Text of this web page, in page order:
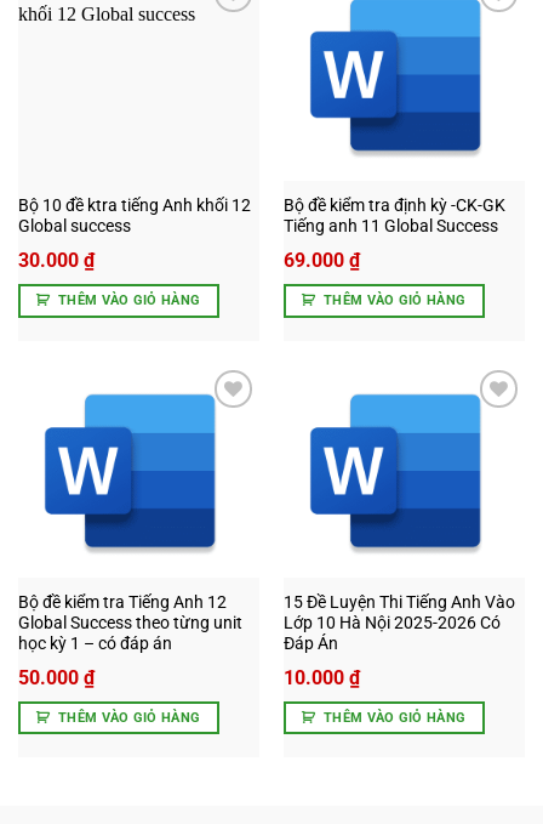
Bộ 10 đề ktra tiếng Anh khối 12
Global success
30.000 ₫
THÊM VÀO GIỎ HÀNG
Bộ đề kiểm tra định kỳ -CK-GK
Tiếng anh 11 Global Success
69.000 ₫
THÊM VÀO GIỎ HÀNG
Bộ đề kiểm tra Tiếng Anh 12
Global Success theo từng unit
học kỳ 1 – có đáp án
50.000 ₫
THÊM VÀO GIỎ HÀNG
15 Đề Luyện Thi Tiếng Anh Vào
Lớp 10 Hà Nội 2025-2026 Có
Đáp Án
10.000 ₫
THÊM VÀO GIỎ HÀNG